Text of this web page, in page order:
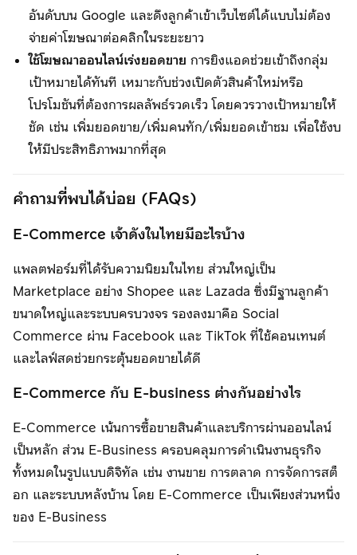
อันดับบน Google และดึงลูกค้าเข้าเว็บไซต์ได้แบบไม่ต้อง
จ่ายค่าโฆษณาต่อคลิกในระยะยาว
ใช้โฆษณาออนไลน์เร่งยอดขาย การยิงแอดช่วยเข้าถึงกลุ่ม
เป้าหมายได้ทันที เหมาะกับช่วงเปิดตัวสินค้าใหม่หรือ
โปรโมชันที่ต้องการผลลัพธ์รวดเร็ว โดยควรวางเป้าหมายให้
ชัด เช่น เพิ่มยอดขาย/เพิ่มคนทัก/เพิ่มยอดเข้าชม เพื่อใช้งบ
ให้มีประสิทธิภาพมากที่สุด
คำถามที่พบได้บ่อย (FAQs)
E-Commerce เจ้าดังในไทยมีอะไรบ้าง
แพลตฟอร์มที่ได้รับความนิยมในไทย ส่วนใหญ่เป็น
Marketplace อย่าง Shopee และ Lazada ซึ่งมีฐานลูกค้า
ขนาดใหญ่และระบบครบวงจร รองลงมาคือ Social
Commerce ผ่าน Facebook และ TikTok ที่ใช้คอนเทนต์
และไลฟ์สดช่วยกระตุ้นยอดขายได้ดี
E-Commerce กับ E-business ต่างกันอย่างไร
E-Commerce เน้นการซื้อขายสินค้าและบริการผ่านออนไลน์
เป็นหลัก ส่วน E-Business ครอบคลุมการดำเนินงานธุรกิจ
ทั้งหมดในรูปแบบดิจิทัล เช่น งานขาย การตลาด การจัดการสต็
อก และระบบหลังบ้าน โดย E-Commerce เป็นเพียงส่วนหนึ่ง
ของ E-Business